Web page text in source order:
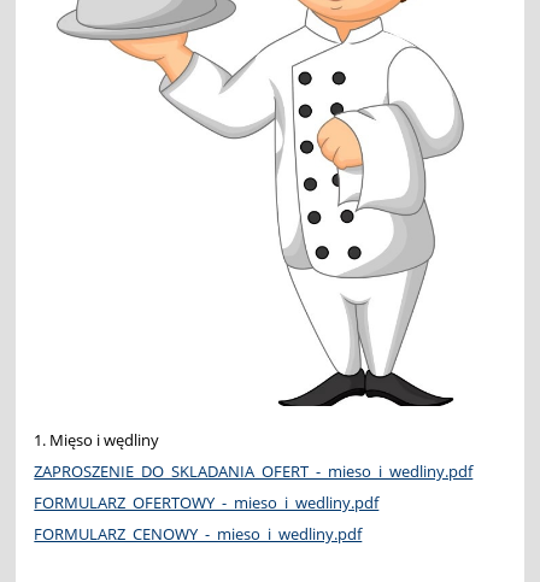
1. Mięso i wędliny
ZAPROSZENIE_DO_SKLADANIA_OFERT_-_mieso_i_wedliny.pdf
FORMULARZ_OFERTOWY_-_mieso_i_wedliny.pdf
FORMULARZ_CENOWY_-_mieso_i_wedliny.pdf